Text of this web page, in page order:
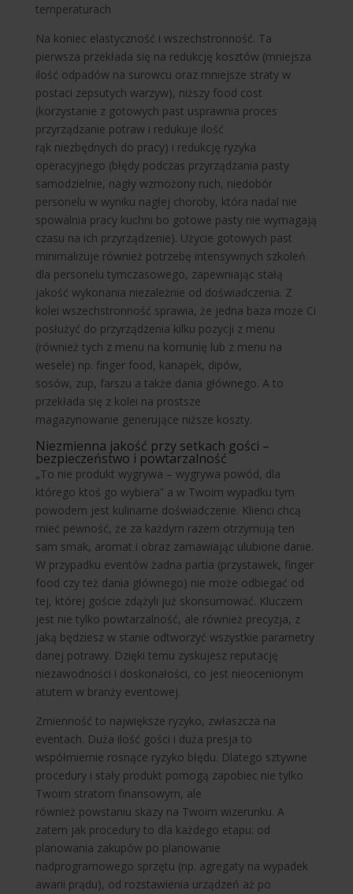
temperaturach
Na koniec elastyczność i wszechstronność. Ta
pierwsza przekłada się na redukcję kosztów (mniejsza
ilość odpadów na surowcu oraz mniejsze straty w
postaci zepsutych warzyw), niższy food cost
(korzystanie z gotowych past usprawnia proces
przyrządzanie potraw i redukuje ilość
rąk niezbędnych do pracy) i redukcję ryzyka
operacyjnego (błędy podczas przyrządzania pasty
samodzielnie, nagły wzmożony ruch, niedobór
personelu w wyniku nagłej choroby, która nadal nie
spowalnia pracy kuchni bo gotowe pasty nie wymagają
czasu na ich przyrządzenie). Użycie gotowych past
minimalizuje również potrzebę intensywnych szkoleń
dla personelu tymczasowego, zapewniając stałą
jakość wykonania niezależnie od doświadczenia. Z
kolei wszechstronność sprawia, że jedna baza może Ci
posłużyć do przyrządzenia kilku pozycji z menu
(również tych z menu na komunię lub z menu na
wesele) np. finger food, kanapek, dipów,
sosów, zup, farszu a także dania głównego. A to
przekłada się z kolei na prostsze
magazynowanie generujące niższe koszty.
Niezmienna jakość przy setkach gości –
bezpieczeństwo i powtarzalność
„To nie produkt wygrywa – wygrywa powód, dla
którego ktoś go wybiera” a w Twoim wypadku tym
powodem jest kulinarne doświadczenie. Klienci chcą
mieć pewność, że za każdym razem otrzymują ten
sam smak, aromat i obraz zamawiając ulubione danie.
W przypadku eventów żadna partia (przystawek, finger
food czy też dania głównego) nie może odbiegać od
tej, której goście zdążyli już skonsumować. Kluczem
jest nie tylko powtarzalność, ale również precyzja, z
jaką będziesz w stanie odtworzyć wszystkie parametry
danej potrawy. Dzięki temu zyskujesz reputację
niezawodności i doskonałości, co jest nieocenionym
atutem w branży eventowej.
Zmienność to największe ryzyko, zwłaszcza na
eventach. Duża ilość gości i duża presja to
współmiernie rosnące ryzyko błędu. Dlatego sztywne
procedury i stały produkt pomogą zapobiec nie tylko
Twoim stratom finansowym, ale
również powstaniu skazy na Twoim wizerunku. A
zatem jak procedury to dla każdego etapu: od
planowania zakupów po planowanie
nadprogramowego sprzętu (np. agregaty na wypadek
awarii prądu), od rozstawienia urządzeń aż po